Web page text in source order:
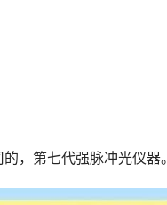
，第七代强脉冲光仪器。